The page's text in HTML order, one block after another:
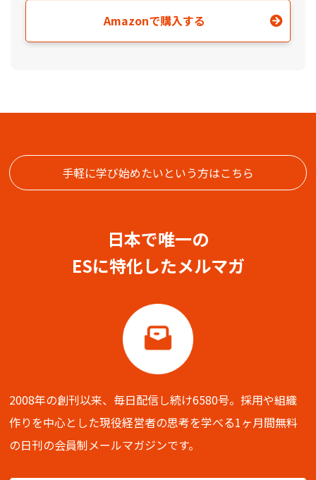
Amazonで購入する
手軽に学び始めたいという方はこちら
日本で唯一の
ESに特化したメルマガ
2008年の創刊以来、毎日配信し続け6580号。採用や組織
作りを中心とした現役経営者の思考を学べる1ヶ月間無料
の日刊の会員制メールマガジンです。